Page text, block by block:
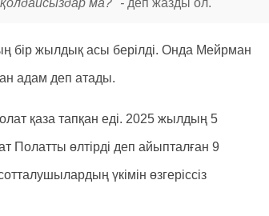
ма?" - деп жазды ол.
бір жылдық асы берілді. Онда Мейрман
адам деп атады.
қаза тапқан еді. 2025 жылдың 5
Полатты өлтірді деп айыпталған 9
үкімін өзгеріссіз